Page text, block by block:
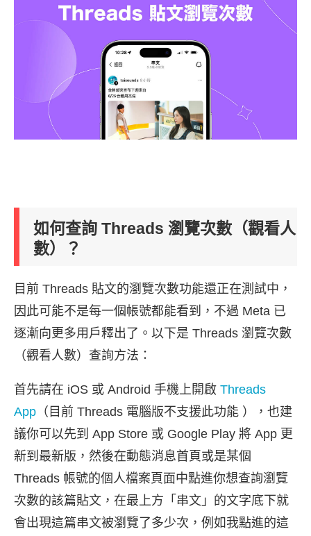
如何查詢 Threads 瀏覽次數（觀看人
數）？
目前 Threads 貼文的瀏覽次數功能還正在測試中，
因此可能不是每一個帳號都能看到，不過 Meta 已
逐漸向更多用戶釋出了。以下是 Threads 瀏覽次數
（觀看人數）查詢方法：
首先請在 iOS 或 Android 手機上開啟 Threads
App （目前 Threads 電腦版不支援此功能 ），也建
議你可以先到 App Store 或 Google Play 將 App 更
新到最新版，然後在動態消息首頁或是某個
Threads 帳號的個人檔案頁面中點進你想查詢瀏覽
次數的該篇貼文，在最上方「串文」的文字底下就
會出現這篇串文被瀏覽了多少次，例如我點進的這